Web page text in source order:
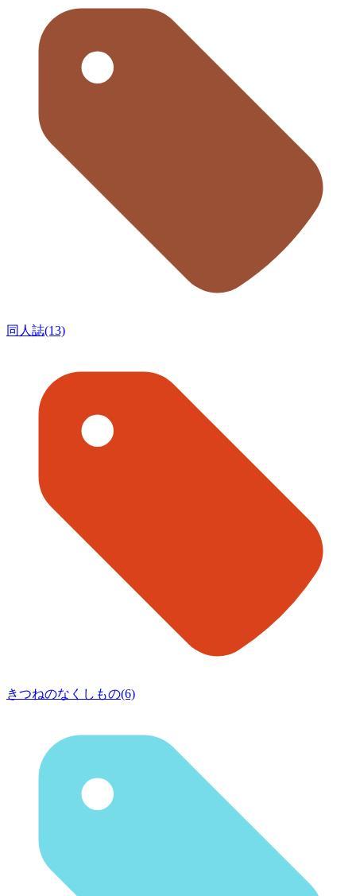
同人誌(13)
きつねのなくしもの(6)